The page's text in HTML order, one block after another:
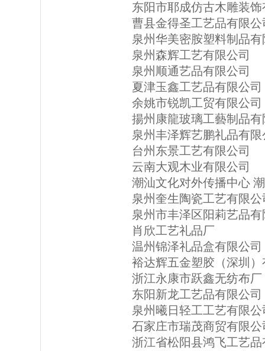
东阳市耶成仿古木雕装
曹县金得圣工艺品有限公
泉州华美密胺塑料制品
泉州森辉工艺有限公司
泉州顺通艺品有限公司
夏津玉鑫工艺品有限公司
余姚市锐凯工贸有限公司
揚州康龍玻璃工藝制品有
泉州丰泽辉艺鹏礼品有限
台州东景工艺有限公司
云南大观木业有限公司
潮汕文化对外传播中心
泉州奎生陶瓷工艺有限公
泉州市丰泽区阳莉艺品
肖欣工艺礼品厂
温州锦泽礼品盒有限公司
裕达辉五金塑胶（深圳
浙江永康市跃鑫无纺布厂
东阳新龙工艺品有限公司
泉州曦日轻工工艺有限公
石家庄市瑞茂商贸有限公
浙江省松阳县鸿飞工艺